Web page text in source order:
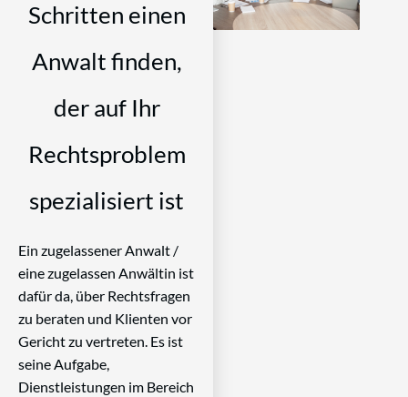
Schritten einen
Anwalt finden,
der auf Ihr
Rechtsproblem
spezialisiert ist
Ein zugelassener Anwalt /
eine zugelassen Anwältin ist
dafür da, über Rechtsfragen
zu beraten und Klienten vor
Gericht zu vertreten. Es ist
seine Aufgabe,
Dienstleistungen im Bereich